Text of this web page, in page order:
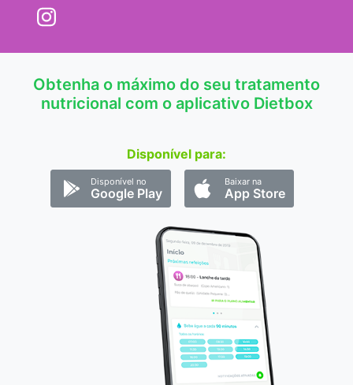
Obtenha o máximo do seu tratamento
nutricional com o aplicativo Dietbox
Disponível para:
Disponível no
Google Play
Baixar na
App Store